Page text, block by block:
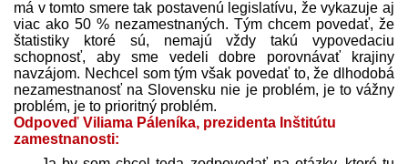
má v tomto smere tak postavenú legislatívu, že vykazuje aj
viac ako 50 % nezamestnaných. Tým chcem povedať, že
štatistiky ktoré sú, nemajú vždy takú vypovedaciu
schopnosť, aby sme vedeli dobre porovnávať krajiny
navzájom. Nechcel som tým však povedať to, že dlhodobá
nezamestnanosť na Slovensku nie je problém, je to vážny
problém, je to prioritný problém.
Odpoveď Viliama Páleníka, prezidenta Inštitútu
zamestnanosti: